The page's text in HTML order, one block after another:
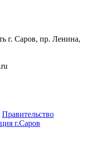
г. Саров, пр. Ленина,
Правительство
г.Саров